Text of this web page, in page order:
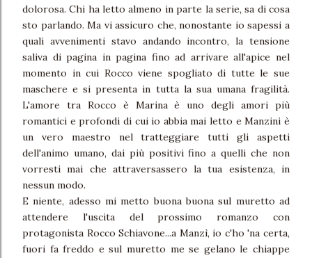
dolorosa. Chi ha letto almeno in parte la serie, sa di cosa
sto parlando. Ma vi assicuro che, nonostante io sapessi a
quali avvenimenti stavo andando incontro, la tensione
saliva di pagina in pagina fino ad arrivare all'apice nel
momento in cui Rocco viene spogliato di tutte le sue
maschere e si presenta in tutta la sua umana fragilità.
L'amore tra Rocco è Marina è uno degli amori più
romantici e profondi di cui io abbia mai letto e Manzini è
un vero maestro nel tratteggiare tutti gli aspetti
dell'animo umano, dai più positivi fino a quelli che non
vorresti mai che attraversassero la tua esistenza, in
nessun modo.
E niente, adesso mi metto buona buona sul muretto ad
attendere l'uscita del prossimo romanzo con
protagonista Rocco Schiavone...a Manzì, io c'ho 'na certa,
fuori fa freddo e sul muretto me se gelano le chiappe